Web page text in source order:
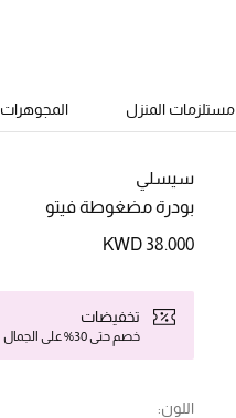
مستلزمات المنزل المجوهرات
سيسلي
بودرة مضغوطة فيتو
KWD 38.000
تخفيضات
خصم حتى 30% على الجمال
اللون: